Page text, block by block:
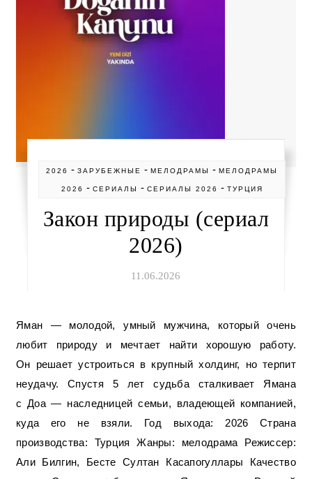
2026 -ЗАРУБЕЖНЫЕ -МЕЛОДРАМЫ -МЕЛОДРАМЫ
2026 - СЕРИАЛЫ - СЕРИАЛЫ 2026 - ТУРЦИЯ
Закон природы (сериал
2026)
11.06.2026
Яман — молодой, умный мужчина, который очень
любит природу и мечтает найти хорошую работу.
Он решает устроиться в крупный холдинг, но терпит
неудачу. Спустя 5 лет судьба сталкивает Ямана
с Доа — наследницей семьи, владеющей компанией,
куда его не взяли. Год выхода: 2026 Страна
производства: Турция Жанры: мелодрама Режиссер:
Али Билгин, Бесте Султан Касапогуллары Качество